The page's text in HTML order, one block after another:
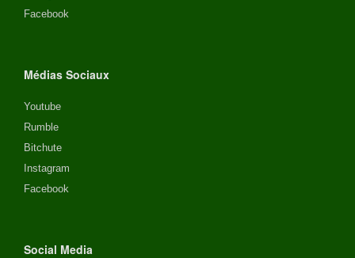
Facebook
Médias Sociaux
Youtube
Rumble
Bitchute
Instagram
Facebook
Social Media